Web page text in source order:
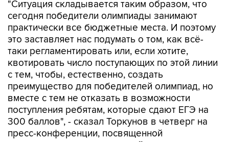
практически все бюджетные места. И поэтому
это заставляет нас подумать о том, как всё-
таки регламентировать или, если хотите,
квотировать число поступающих по этой линии
с тем, чтобы, естественно, создать
преимущество для победителей олимпиад, но
вместе с тем не отказать в возможности
поступления ребятам, которые сдают ЕГЭ на
300 баллов", - сказал Торкунов в четверг на
пресс-конференции, посвященной
подведению итогов приемной кампании в
ведущие российские вузы в 2026 году.